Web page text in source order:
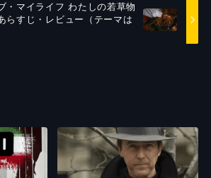
・マイライフ わたしの若草物
らすじ・レビュー（テーマは